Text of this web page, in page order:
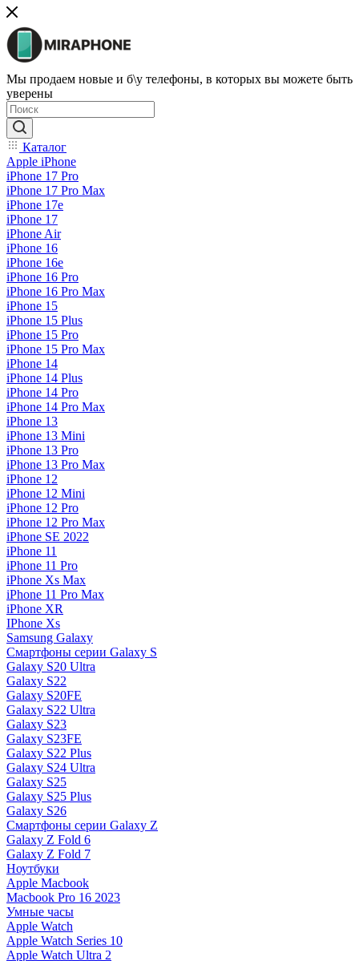
Мы продаем новые и б\у телефоны, в которых вы можете быть
уверены
Каталог
Apple iPhone
iPhone 17 Pro
iPhone 17 Pro Max
iPhone 17e
iPhone 17
iPhone Air
iPhone 16
iPhone 16e
iPhone 16 Pro
iPhone 16 Pro Max
iPhone 15
iPhone 15 Plus
iPhone 15 Pro
iPhone 15 Pro Max
iPhone 14
iPhone 14 Plus
iPhone 14 Pro
iPhone 14 Pro Max
iPhone 13
iPhone 13 Mini
iPhone 13 Pro
iPhone 13 Pro Max
iPhone 12
iPhone 12 Mini
iPhone 12 Pro
iPhone 12 Pro Max
iPhone SE 2022
iPhone 11
iPhone 11 Pro
iPhone Xs Max
iPhone 11 Pro Max
iPhone XR
IPhone Xs
Samsung Galaxy
Смартфоны серии Galaxy S
Galaxy S20 Ultra
Galaxy S22
Galaxy S20FE
Galaxy S22 Ultra
Galaxy S23
Galaxy S23FE
Galaxy S22 Plus
Galaxy S24 Ultra
Galaxy S25
Galaxy S25 Plus
Galaxy S26
Смартфоны серии Galaxy Z
Galaxy Z Fold 6
Galaxy Z Fold 7
Ноутбуки
Apple Macbook
Macbook Pro 16 2023
Умные часы
Apple Watch
Apple Watch Series 10
Apple Watch Ultra 2